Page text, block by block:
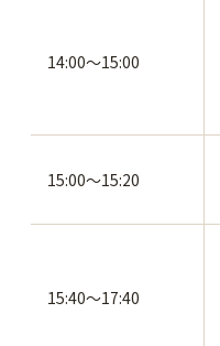
14:00～15:00
15:00～15:20
15:40～17:40